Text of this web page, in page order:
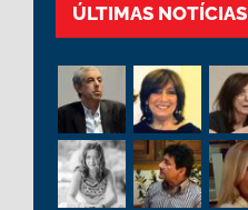
ÚLTIMAS NOTÍCIAS